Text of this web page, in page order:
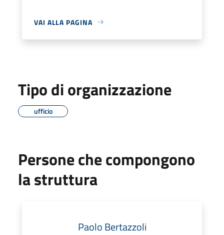
VAI ALLA PAGINA
Tipo di organizzazione
ufficio
Persone che compongono
la struttura
Paolo Bertazzoli